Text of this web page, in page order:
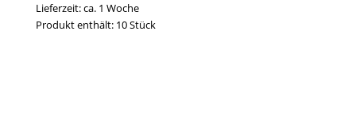
Lieferzeit:ca. 1 Woche
Produkt enthält: 10Stück